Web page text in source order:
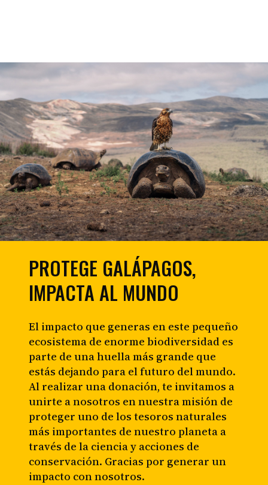
PROTEGE GALÁPAGOS,
IMPACTA AL MUNDO
El impacto que generas en este pequeño
ecosistema de enorme biodiversidad es
parte de una huella más grande que
estás dejando para el futuro del mundo.
Al realizar una donación, te invitamos a
unirte a nosotros en nuestra misión de
proteger uno de los tesoros naturales
más importantes de nuestro planeta a
través de la ciencia y acciones de
conservación. Gracias por generar un
impacto con nosotros.